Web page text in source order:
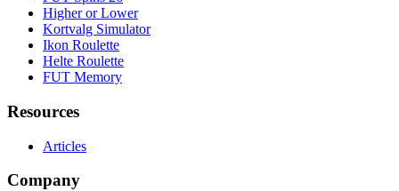
Higher or Lower
Kortvalg Simulator
Ikon Roulette
Helte Roulette
FUT Memory
Resources
Articles
Company